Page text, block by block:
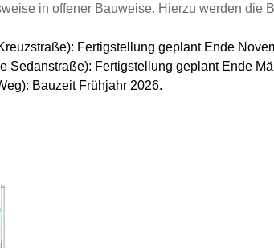
in offener Bauweise. Hierzu werden die
Fertigstellung geplant Ende
Sedanstraße): Fertigstellung geplant Ende
Bauzeit Frühjahr 2026.